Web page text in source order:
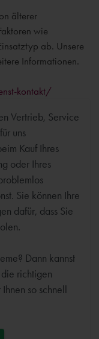
älterer
wie
ab. Unsere
Informationen.
kontakt/
Vertrieb, Service
uns
Kauf Ihres
oder Ihres
Sie können Ihre
dafür, dass Sie
Dann kannst
richtigen
so schnell